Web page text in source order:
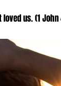
us. (1 John